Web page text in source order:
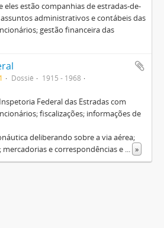
estão companhias de estradas-de-
administrativos e contábeis das
gestão financeira das
Dossiê
1915 - 1968
Federal das Estradas com
fiscalizações; informações de
deliberando sobre a via aérea;
e correspondências e ... »